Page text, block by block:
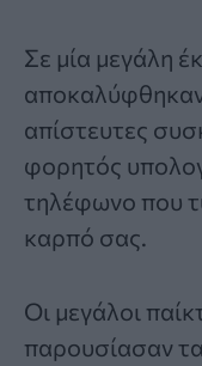
Σε μία μεγάλη
απίστευτες
φορητός
τηλέφωνο που
καρπό σας.
Οι μεγάλοι
παρουσίασαν